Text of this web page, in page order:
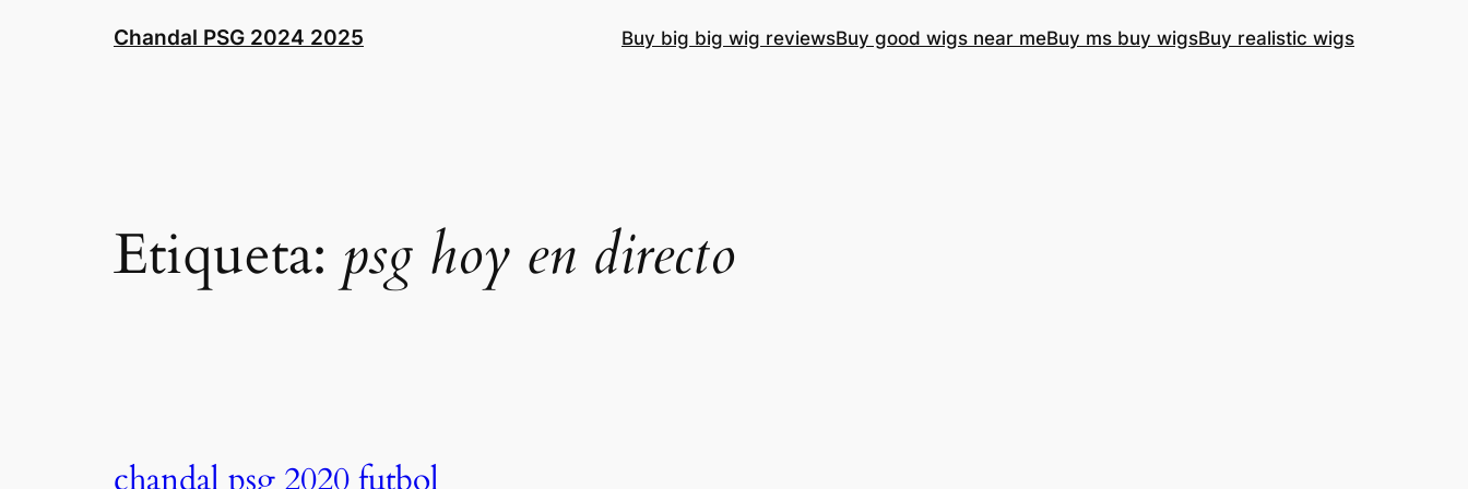
Chandal PSG 2024 2025 Buy big big wig reviewsBuy good wigs near meBuy ms buy wigsBuy realistic wigs
Etiqueta: psg hoy en directo